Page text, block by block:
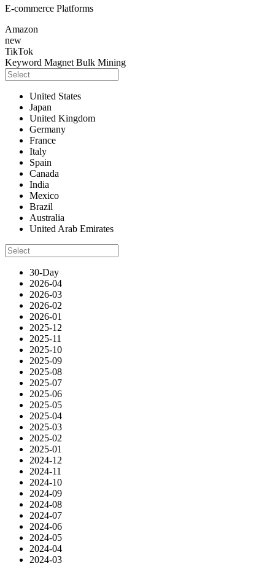
E-commerce Platforms
Amazon
new
TikTok
Keyword MagnetBulk Mining
United States
Japan
United Kingdom
Germany
France
Italy
Spain
Canada
India
Mexico
Brazil
Australia
United Arab Emirates
30-Day
2026-04
2026-03
2026-02
2026-01
2025-12
2025-11
2025-10
2025-09
2025-08
2025-07
2025-06
2025-05
2025-04
2025-03
2025-02
2025-01
2024-12
2024-11
2024-10
2024-09
2024-08
2024-07
2024-06
2024-05
2024-04
2024-03